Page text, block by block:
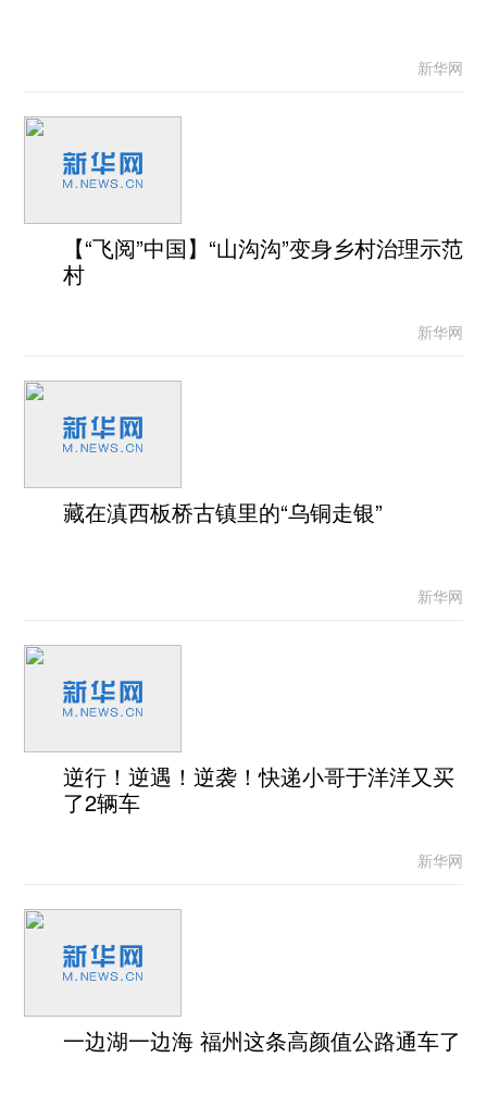
新华网
【“飞阅”中国】“山沟沟”变身乡村治理示范
村
新华网
藏在滇西板桥古镇里的“乌铜走银”
新华网
逆行！逆遇！逆袭！快递小哥于洋洋又买
了2辆车
新华网
一边湖一边海 福州这条高颜值公路通车了